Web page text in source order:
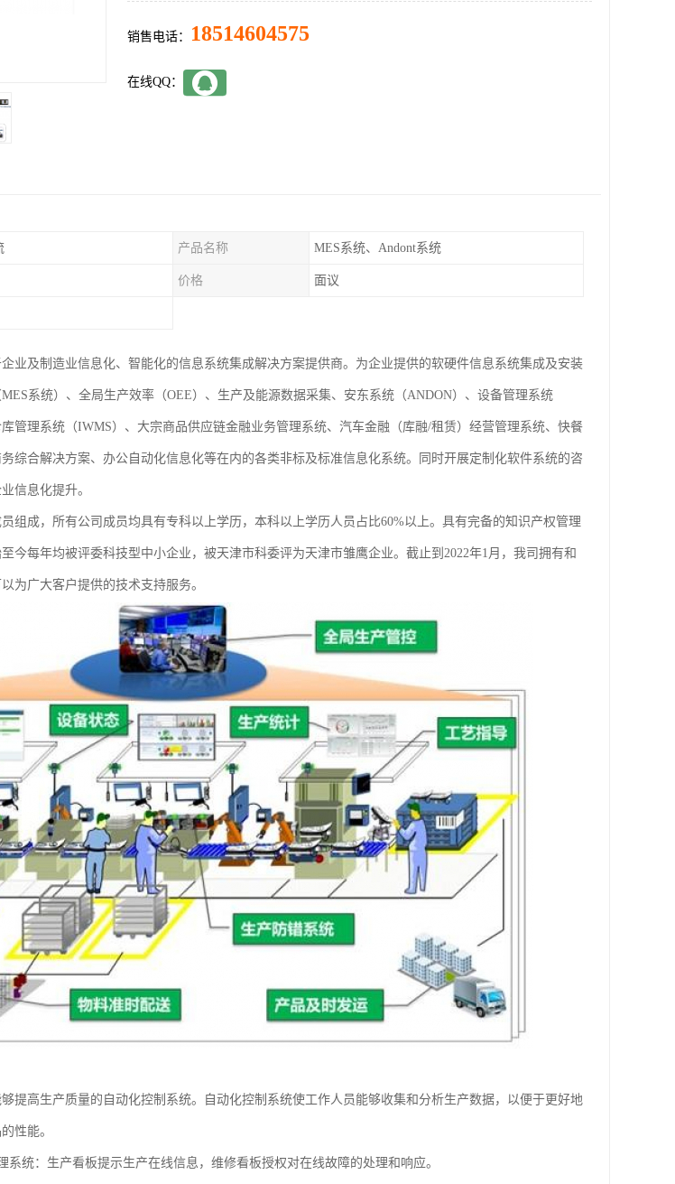
销售电话： 18514604575
在线QQ：
产品名称 MES系统、Andont系统
价格 面议
业及制造业信息化、智能化的信息系统集成解决方案提供商。为企业提供的软硬件信息系统集成及安装
系统）、全局生产效率（OEE）、生产及能源数据采集、安东系统（ANDON）、设备管理系统
库管理系统（IWMS）、大宗商品供应链金融业务管理系统、汽车金融（库融/租赁）经营管理系统、快餐
综合解决方案、办公自动化信息化等在内的各类非标及标准信息化系统。同时开展定制化软件系统的咨
信息化提升。
组成，所有公司成员均具有专科以上学历，本科以上学历人员占比60%以上。具有完备的知识产权管理
今每年均被评委科技型中小企业，被天津市科委评为天津市雏鹰企业。截止到2022年1月，我司拥有和
为广大客户提供的技术支持服务。
提高生产质量的自动化控制系统。自动化控制系统使工作人员能够收集和分析生产数据，以便于更好地
性能。
统：生产看板提示生产在线信息，维修看板授权对在线故障的处理和响应。